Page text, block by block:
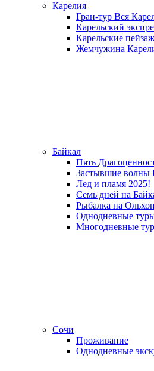
Карелия
Гран-тур Вся
Карельский
Карельские
Жемчужина
Байкал
Пять
Застывшие волны
Лед и пламя 2025!
Семь дней на
Рыбалка на
Однодневные
Многодневные
Сочи
Проживание
Однодневные